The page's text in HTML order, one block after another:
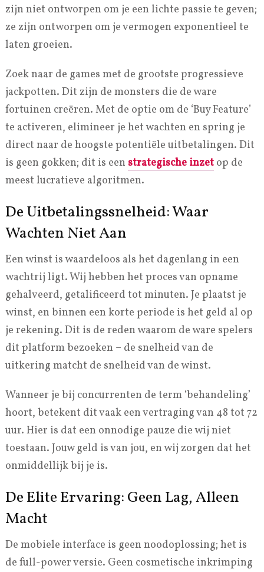
zijn niet ontworpen om je een lichte passie te geven;
ze zijn ontworpen om je vermogen exponentieel te
laten groeien.
Zoek naar de games met de grootste progressieve
jackpotten. Dit zijn de monsters die de ware
fortuinen creëren. Met de optie om de ‘Buy Feature’
te activeren, elimineer je het wachten en spring je
direct naar de hoogste potentiële uitbetalingen. Dit
is geen gokken; dit is een strategische inzetop de
meest lucratieve algoritmen.
De Uitbetalingssnelheid: Waar
Wachten Niet Aan
Een winst is waardeloos als het dagenlang in een
wachtrij ligt. Wij hebben het proces van opname
gehalveerd, getalificeerd tot minuten. Je plaatst je
winst, en binnen een korte periode is het geld al op
je rekening. Dit is de reden waarom de ware spelers
dit platform bezoeken – de snelheid van de
uitkering matcht de snelheid van de winst.
Wanneer je bij concurrenten de term ‘behandeling’
hoort, betekent dit vaak een vertraging van 48 tot 72
uur. Hier is dat een onnodige pauze die wij niet
toestaan. Jouw geld is van jou, en wij zorgen dat het
onmiddellijk bij je is.
De Elite Ervaring: Geen Lag, Alleen
Macht
De mobiele interface is geen noodoplossing; het is
de full-power versie. Geen cosmetische inkrimping